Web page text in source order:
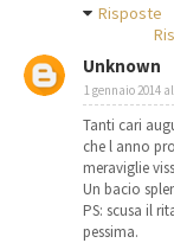
Risposte
Unknown
1 gennaio 2014
Tanti cari
che l anno
meraviglie
Un bacio
PS: scusa il
pessima.